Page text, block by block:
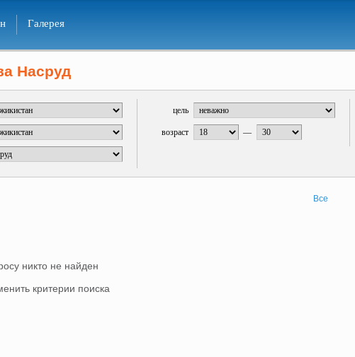
Галерея
Насруд
цель
возраст —
Все
никто не найден
критерии поиска